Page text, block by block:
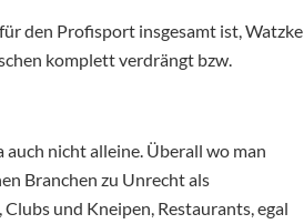
den Profisport insgesamt ist, Watzke
komplett verdrängt bzw.
nicht alleine. Überall wo man
Branchen zu Unrecht als
und Kneipen, Restaurants, egal